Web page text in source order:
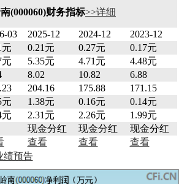
(000060)财务指标>>详细
03 2025-12 2024-12
2023-12
元 0.21元 0.27元
0.17元
元 5.35元 4.71元
4.48元
8.02 10.82
6.88
204.16 175.88
171.15
元 1.38元 0.16元
0.14元
元 2.31元 2.26元
1.99元
现金分红 现金分红
现金分红
查看 查看
查看
绩预告